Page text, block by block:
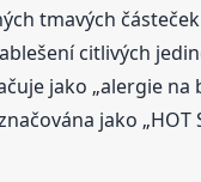
tmavých
citlivých
jako „alergie na
jako „HOT